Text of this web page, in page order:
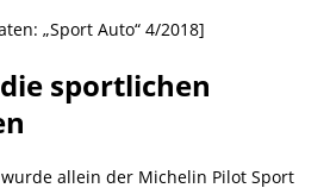
„Sport Auto“ 4/2018]
sportlichen
allein der Michelin Pilot Sport